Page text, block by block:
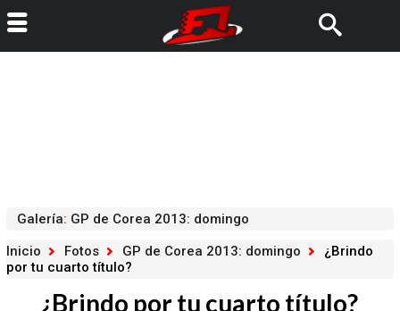
Galería: GP de Corea 2013: domingo
Inicio
Fotos GP de Corea 2013: domingo
¿Brindo
por tu cuarto título?
¿Brindo por tu cuarto título?